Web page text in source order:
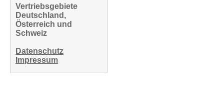
Vertriebsgebiete
Deutschland,
Österreich und
Schweiz
Datenschutz
Impressum